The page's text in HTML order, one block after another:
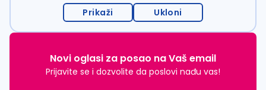
Prikaži Ukloni
Novi oglasi za posao na Vaš email
Prijavite se i dozvolite da poslovi nađu vas!